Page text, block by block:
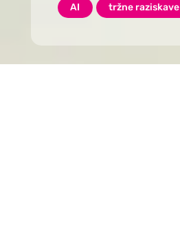
AI tržne raziskave